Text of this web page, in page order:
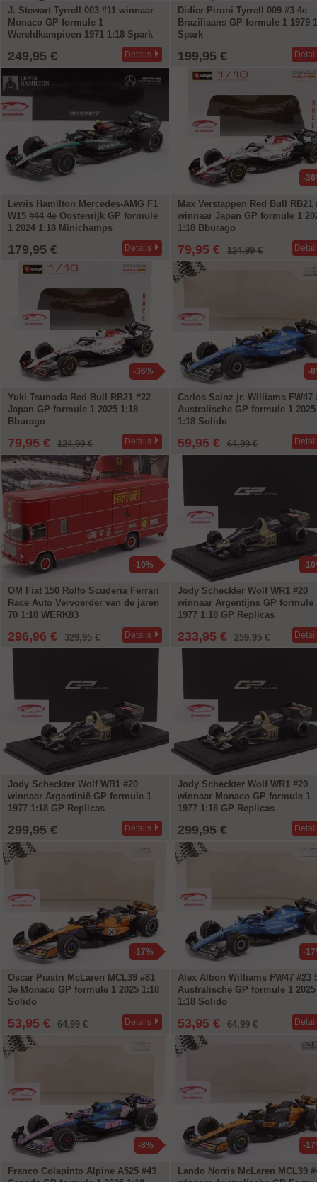
J. Stewart Tyrrell 003 #11 winnaar
Monaco GP formule 1
Wereldkampioen 1971 1:18 Spark
249,95 € Details
Didier Pironi Tyrrell 009 #3 4e
Braziliaans GP formule 1 1979
Spark
199,95 €
Lewis Hamilton Mercedes-AMG F1
W15 #44 4e Oostenrijk GP formule
1 2024 1:18 Minichamps
179,95 € Details
-
Max Verstappen Red Bull RB21
winnaar Japan GP formule 1
1:18 Bburago
79,95 € 124,99 €
-36%
Yuki Tsunoda Red Bull RB21 #22
Japan GP formule 1 2025 1:18
Bburago
79,95 € 124,99 € Details
-
Carlos Sainz jr. Williams FW47
Australische GP formule 1 2025
1:18 Solido
59,95 € 64,99 €
-10%
OM Fiat 150 Rolfo Scuderia Ferrari
Race Auto Vervoerder van de jaren
70 1:18 WERK83
296,96 € 329,95 € Details
-
Jody Scheckter Wolf WR1 #20
winnaar Argentijns GP formule
1977 1:18 GP Replicas
233,95 € 259,95 €
Jody Scheckter Wolf WR1 #20
winnaar Argentinië GP formule 1
1977 1:18 GP Replicas
299,95 € Details
Jody Scheckter Wolf WR1 #20
winnaar Monaco GP formule 1
1977 1:18 GP Replicas
299,95 €
-17%
Oscar Piastri McLaren MCL39 #81
3e Monaco GP formule 1 2025 1:18
Solido
53,95 € 64,99 € Details
-
Alex Albon Williams FW47 #23
Australische GP formule 1 2025
1:18 Solido
53,95 € 64,99 €
-8%
Franco Colapinto Alpine A525 #43
-
Lando Norris McLaren MCL39